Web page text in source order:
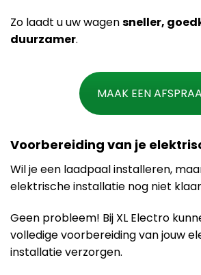
Zo laadt u uw wagensneller,
duurzamer.
MAAK EEN
Voorbereiding van je
Wil je een laadpaal installeren,
elektrische installatie nog niet
Geen probleem! Bij XL Electro
volledige voorbereiding van jouw
installatie verzorgen.